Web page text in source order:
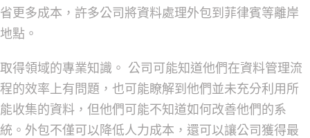
省更多成本，許多公司將資料處理外包到菲律賓等離岸
地點。
取得領域的專業知識。 公司可能知道他們在資料管理流
程的效率上有問題，也可能瞭解到他們並未充分利用所
能收集的資料，但他們可能不知道如何改善他們的系
統。外包不僅可以降低人力成本，還可以讓公司獲得最